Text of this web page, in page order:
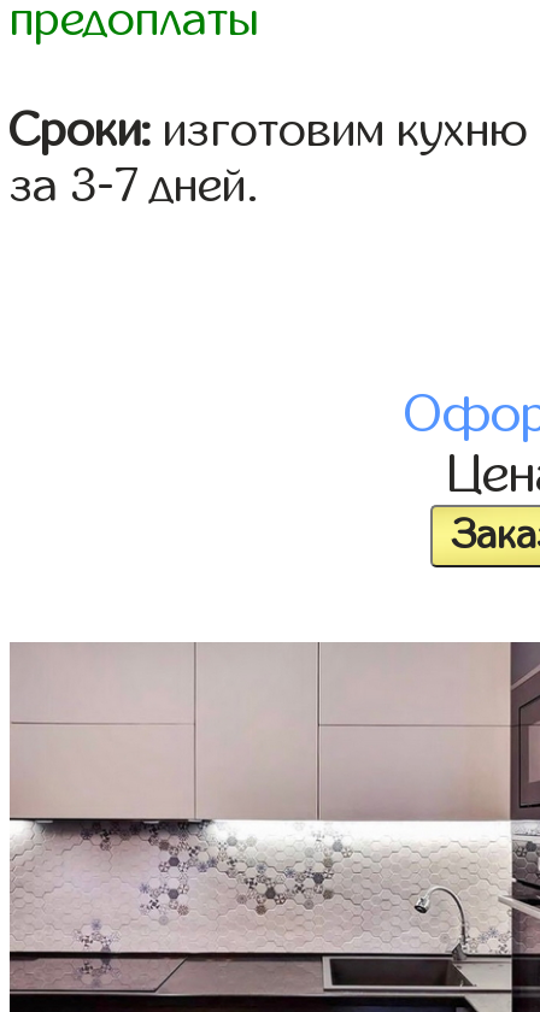
предоплаты
Сроки: изготовим
за 3-7 дней.